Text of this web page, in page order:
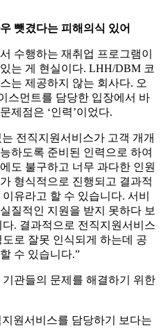
뺏겼다는 피해의식 있어
수행하는 재취업 프로그램이
는 게 현실이다. LHH/DBM 코
는 제공하지 않는 회사다. 오
스먼트를 담당한 입장에서 바
제점은 ‘인력’이었다.
전직지원서비스가 고객 개개
하도록 준비된 인력으로 하여
도 불구하고 너무 과다한 인원
형식적으로 진행되고 결과적
유라고 할 수 있습니다. 서비
질적인 지원을 받지 못하다 보
. 결과적으로 전직지원서비스
로 잘못 인식되게 하는데 공
수 있습니다.”
관들의 문제를 해결하기 위한
원서비스를 담당하기 보다는